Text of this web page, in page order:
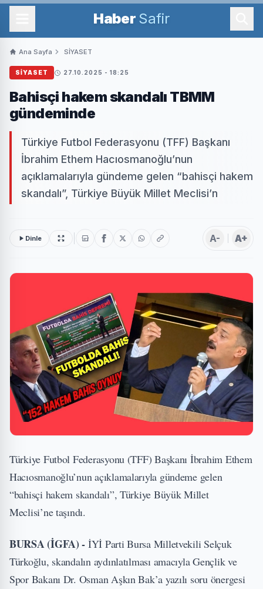
Haber Safir
Ana Sayfa SİYASET
SİYASET 27.10.2025 - 18:25
Bahisçi hakem skandalı TBMM
gündeminde
Türkiye Futbol Federasyonu (TFF) Başkanı
İbrahim Ethem Hacıosmanoğlu’nun
açıklamalarıyla gündeme gelen “bahisçi hakem
skandalı”, Türkiye Büyük Millet Meclisi’n
Dinle A- A+
Türkiye Futbol Federasyonu (TFF) Başkanı İbrahim Ethem
Hacıosmanoğlu’nun açıklamalarıyla gündeme gelen
“bahisçi hakem skandalı”, Türkiye Büyük Millet
Meclisi’ne taşındı.
BURSA (İGFA) - İYİ Parti Bursa Milletvekili Selçuk
Türkoğlu, skandalın aydınlatılması amacıyla Gençlik ve
Spor Bakanı Dr. Osman Aşkın Bak’a yazılı soru önergesi